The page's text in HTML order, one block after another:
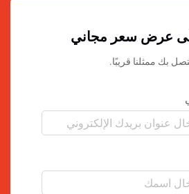
عرض سعر مجاني
بك ممثلنا قريبًا.